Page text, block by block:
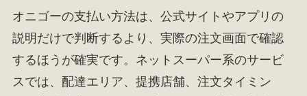
オニゴーの支払い方法は、公式サイトやアプリの
説明だけで判断するより、実際の注文画面で確認
するほうが確実です。ネットスーパー系のサービ
スでは、配達エリア、提携店舗、注文タイミン